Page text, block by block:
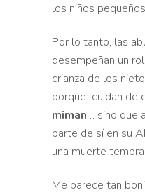
los niños
Por lo tanto, las
desempeñan un
crianza de los
porque cuidan de
miman… sino que
parte de sí en su
una muerte
Me parece tan